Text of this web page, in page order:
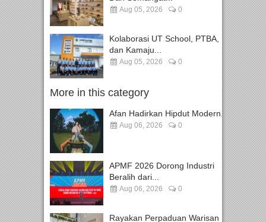
Aug 05, 2026 0
Kolaborasi UT School, PTBA,
dan Kamaju...
Aug 05, 2026 0
More in this category
Afan Hadirkan Hipdut Modern...
Aug 06, 2026 0
APMF 2026 Dorong Industri
Beralih dari...
Aug 06, 2026 0
Rayakan Perpaduan Warisan